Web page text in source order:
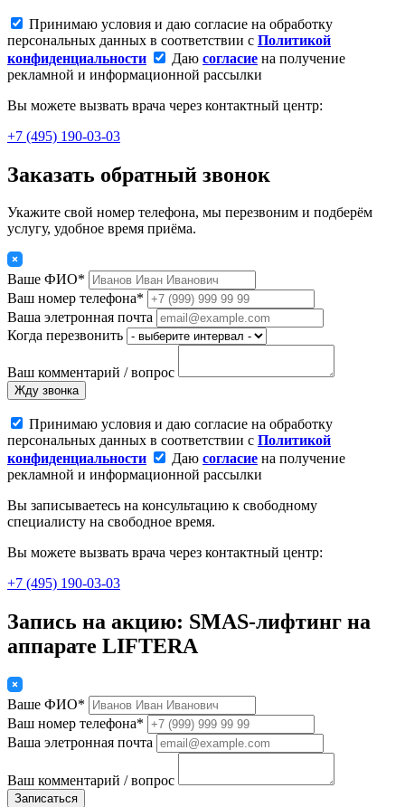
Принимаю условия и даю согласие на обработку
персональных данных в соответствии с Политикой
конфиденциальности
Даю согласие на получение
рекламной и информационной рассылки
Вы можете вызвать врача через контактный центр:
+7 (495) 190-03-03
Заказать обратный звонок
Укажите свой номер телефона, мы перезвоним и подберём
услугу, удобное время приёма.
Ваше ФИО*
Ваш номер телефона*
Ваша элетронная почта
Когда перезвонить
Ваш комментарий / вопрос
Жду звонка
Принимаю условия и даю согласие на обработку
персональных данных в соответствии с Политикой
конфиденциальности
Даю согласие на получение
рекламной и информационной рассылки
Вы записываетесь на консультацию к свободному
специалисту на свободное время.
Вы можете вызвать врача через контактный центр:
+7 (495) 190-03-03
Запись на акцию: SMAS-лифтинг на
аппарате LIFTERA
Ваше ФИО*
Ваш номер телефона*
Ваша элетронная почта
Ваш комментарий / вопрос
Записаться